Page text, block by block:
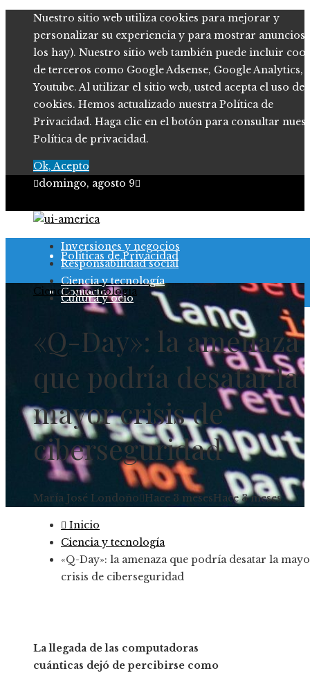
Nuestro sitio web utiliza cookies para mejorar y
personalizar su experiencia y para mostrar anuncios
los hay). Nuestro sitio web también puede incluir
de terceros como Google Adsense, Google Analytics,
Youtube. Al utilizar el sitio web, usted acepta el uso de
cookies. Hemos actualizado nuestra Política de
Privacidad. Haga clic en el botón para consultar
Política de privacidad.
Ok, Acepto
domingo, agosto 9
Quiénes somos
Políticas de Privacidad
Contacto
Inversiones y negocios
Responsabilidad social
Ciencia y tecnología
Cultura y ocio
Ciencia y tecnología
«Q-Day»: la amenaza
que podría desatar la
mayor crisis de
ciberseguridad
María José Londoño Hace 3 mesesHace 3 meses
Inicio
Ciencia y tecnología
«Q-Day»: la amenaza que podría desatar la
crisis de ciberseguridad
La llegada de las computadoras
cuánticas dejó de percibirse como